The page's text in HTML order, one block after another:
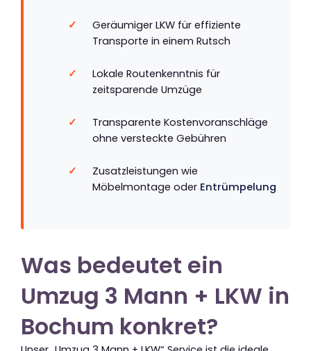
Geräumiger LKW für effiziente
Transporte in einem Rutsch
Lokale Routenkenntnis für
zeitsparende Umzüge
Transparente Kostenvoranschläge
ohne versteckte Gebühren
Zusatzleistungen wie
Möbelmontage oder Entrümpelung
Was bedeutet ein
Umzug 3 Mann + LKW in
Bochum konkret?